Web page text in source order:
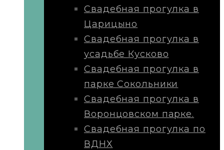
Свадебная прогулка в
Царицыно
Свадебная прогулка в
усадьбе Кусково
Свадебная прогулка в
парке Сокольники
Свадебная прогулка в
Воронцовском парке.
Свадебная прогулка по
ВДНХ